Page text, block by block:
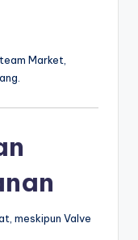
Market,
meskipun Valve